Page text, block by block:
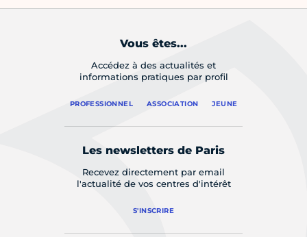
Vous êtes...
Accédez à des actualités et
informations pratiques par profil
PROFESSIONNEL ASSOCIATION JEUNE
Les newsletters de Paris
Recevez directement par email
l'actualité de vos centres d'intérêt
S'INSCRIRE